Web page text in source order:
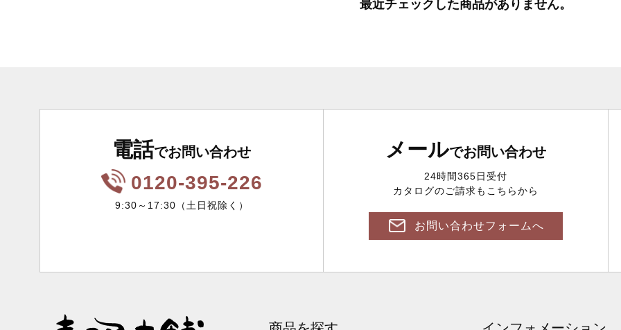
最近チェックした商品がありません。
電話でお問い合わせ
0120-395-226
9:30～17:30（土日祝除く）
メールでお問い合わせ
24時間365日受付
カタログのご請求もこちらから
お問い合わせフォームへ